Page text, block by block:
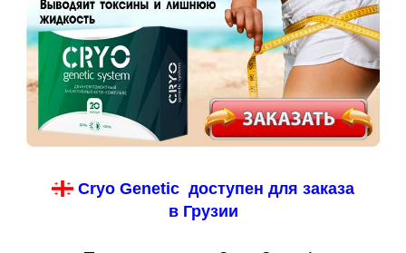
Cryo Genetic доступен для заказа
в Грузии